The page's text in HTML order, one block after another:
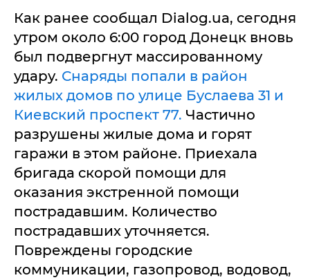
Как ранее сообщал Dialog.ua, сегодня
утром около 6:00 город Донецк вновь
был подвергнут массированному
удару. Снаряды попали в район
жилых домов по улице Буслаева 31 и
Киевский проспект 77. Частично
разрушены жилые дома и горят
гаражи в этом районе. Приехала
бригада скорой помощи для
оказания экстренной помощи
пострадавшим. Количество
пострадавших уточняется.
Повреждены городские
коммуникации, газопровод, водовод,